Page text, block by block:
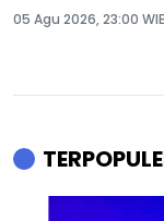
05 Agu 2026, 23:00